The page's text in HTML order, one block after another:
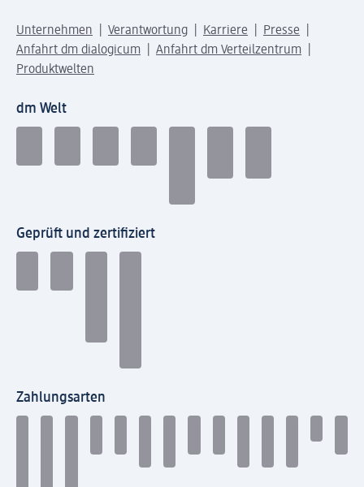
Unternehmen Verantwortung Karriere
Presse
Anfahrt dm dialogicum
Anfahrt dm Verteilzentrum
Produktwelten
dm Welt
Geprüft und zertifiziert
Zahlungsarten